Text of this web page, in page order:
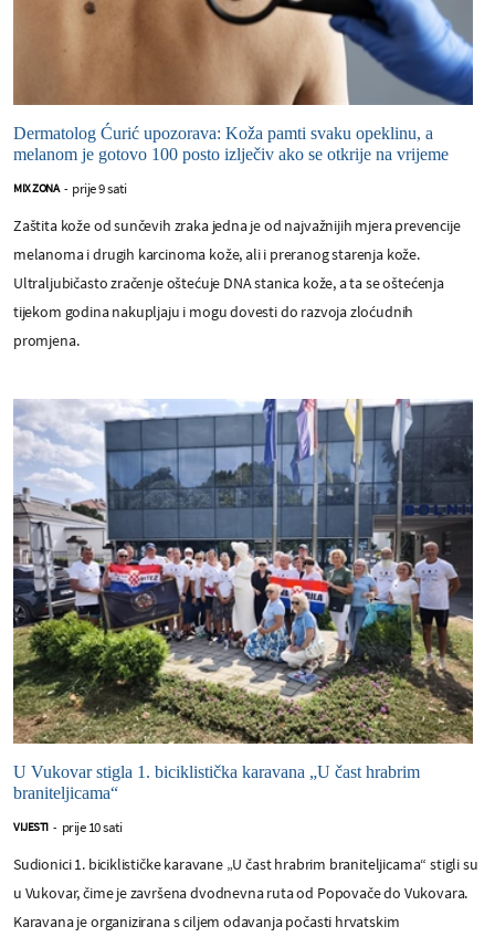
Dermatolog Ćurić upozorava: Koža pamti svaku opeklinu, a
melanom je gotovo 100 posto izlječiv ako se otkrije na vrijeme
MIX ZONA - prije 9 sati
Zaštita kože od sunčevih zraka jedna je od najvažnijih mjera prevencije
melanoma i drugih karcinoma kože, ali i preranog starenja kože.
Ultraljubičasto zračenje oštećuje DNA stanica kože, a ta se oštećenja
tijekom godina nakupljaju i mogu dovesti do razvoja zloćudnih
promjena.
U Vukovar stigla 1. biciklistička karavana „U čast hrabrim
braniteljicama“
VIJESTI - prije 10 sati
Sudionici 1. biciklističke karavane „U čast hrabrim braniteljicama“ stigli su
u Vukovar, čime je završena dvodnevna ruta od Popovače do Vukovara.
Karavana je organizirana s ciljem odavanja počasti hrvatskim